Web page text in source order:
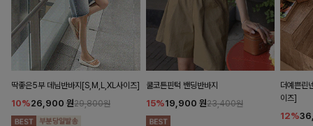
딱좋은5부 데님반바지[S,M,L,XL사이즈]
10%26,900 원29,800원
쿨코튼핀턱 밴딩반바지
15%19,900 원23,400원
더예쁜린
이즈]
12%